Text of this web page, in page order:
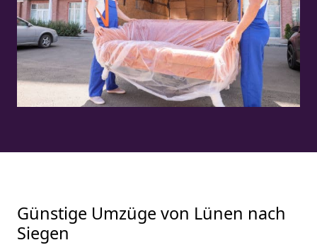
Günstige Umzüge von Lünen nach
Siegen